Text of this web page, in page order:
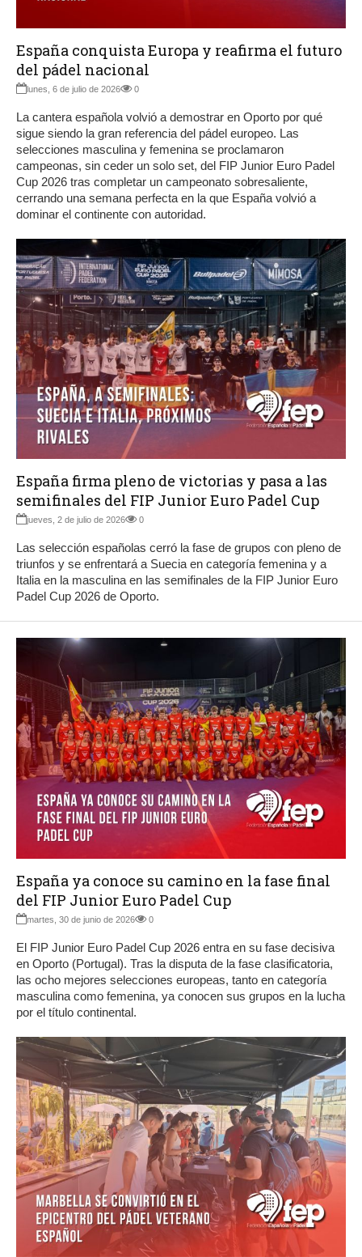
España conquista Europa y reafirma el futuro
del pádel nacional
lunes, 6 de julio de 2026 0
La cantera española volvió a demostrar en Oporto por qué
sigue siendo la gran referencia del pádel europeo. Las
selecciones masculina y femenina se proclamaron
campeonas, sin ceder un solo set, del FIP Junior Euro Padel
Cup 2026 tras completar un campeonato sobresaliente,
cerrando una semana perfecta en la que España volvió a
dominar el continente con autoridad.
España firma pleno de victorias y pasa a las
semifinales del FIP Junior Euro Padel Cup
jueves, 2 de julio de 2026 0
Las selección españolas cerró la fase de grupos con pleno de
triunfos y se enfrentará a Suecia en categoría femenina y a
Italia en la masculina en las semifinales de la FIP Junior Euro
Padel Cup 2026 de Oporto.
España ya conoce su camino en la fase final
del FIP Junior Euro Padel Cup
martes, 30 de junio de 2026 0
El FIP Junior Euro Padel Cup 2026 entra en su fase decisiva
en Oporto (Portugal). Tras la disputa de la fase clasificatoria,
las ocho mejores selecciones europeas, tanto en categoría
masculina como femenina, ya conocen sus grupos en la lucha
por el título continental.